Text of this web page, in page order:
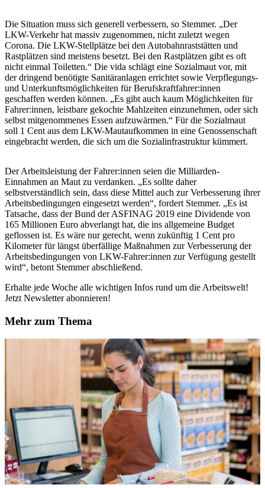
Die Situation muss sich generell verbessern, so Stemmer. „Der
LKW-Verkehr hat massiv zugenommen, nicht zuletzt wegen
Corona. Die LKW-Stellplätze bei den Autobahnraststätten und
Rastplätzen sind meistens besetzt. Bei den Rastplätzen gibt es oft
nicht einmal Toiletten.“ Die vida schlägt eine Sozialmaut vor, mit
der dringend benötigte Sanitäranlagen errichtet sowie Verpflegungs-
und Unterkunftsmöglichkeiten für Berufskraftfahrer:innen
geschaffen werden können. „Es gibt auch kaum Möglichkeiten für
Fahrer:innen, leistbare gekochte Mahlzeiten einzunehmen, oder sich
selbst mitgenommenes Essen aufzuwärmen.“ Für die Sozialmaut
soll 1 Cent aus dem LKW-Mautaufkommen in eine Genossenschaft
eingebracht werden, die sich um die Sozialinfrastruktur kümmert.
Der Arbeitsleistung der Fahrer:innen seien die Milliarden-
Einnahmen an Maut zu verdanken. „Es sollte daher
selbstverständlich sein, dass diese Mittel auch zur Verbesserung ihrer
Arbeitsbedingungen eingesetzt werden“, fordert Stemmer. „Es ist
Tatsache, dass der Bund der ASFINAG 2019 eine Dividende von
165 Millionen Euro abverlangt hat, die ins allgemeine Budget
geflossen ist. Es wäre nur gerecht, wenn zukünftig 1 Cent pro
Kilometer für längst überfällige Maßnahmen zur Verbesserung der
Arbeitsbedingungen von LKW-Fahrer:innen zur Verfügung gestellt
wird“, betont Stemmer abschließend.
Erhalte jede Woche alle wichtigen Infos rund um die Arbeitswelt!
Jetzt Newsletter abonnieren!
Mehr zum Thema